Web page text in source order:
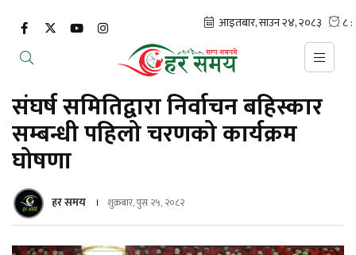
संघर्ष समितिद्वारा निर्वाचन बहिस्कार
सम्बन्धी पहिलो चरणको कार्यक्रम
घोषणा
हर समय शुक्रबार, पुस २५, २०८२